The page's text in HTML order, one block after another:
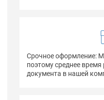
Срочное оформление:
поэтому среднее
документа в нашей